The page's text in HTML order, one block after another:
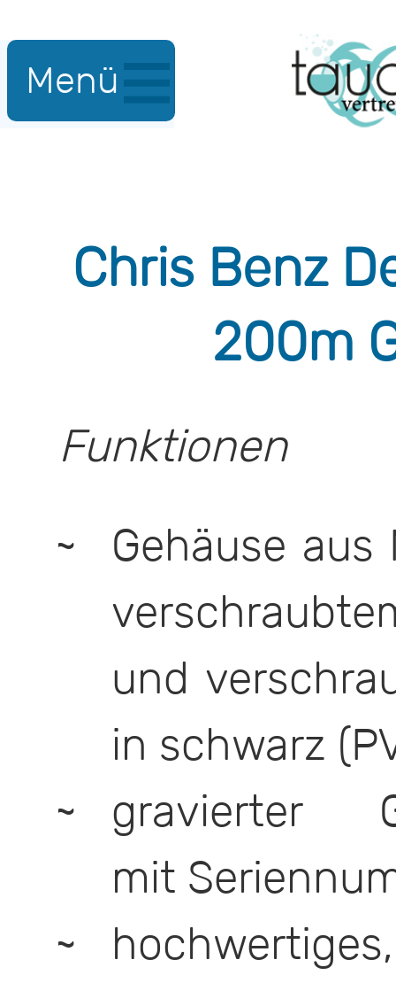
Menü
Chris Benz
200m
Funktionen
Gehäuse
und
in schwarz
gravierter
mit